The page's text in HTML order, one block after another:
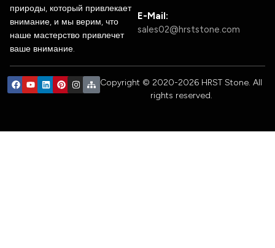
природы, который привлекает
внимание, и мы верим, что
наше мастерство привлечет
ваше внимание.
E-Mail:
sales02@hrststone.com
Copyright © 2020-2026 HRST Stone. All
rights reserved.